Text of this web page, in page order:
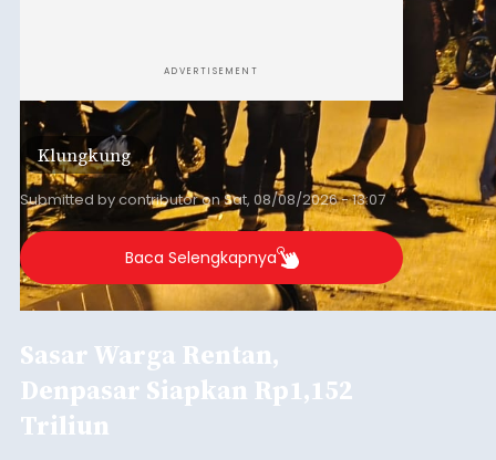
ADVERTISEMENT
Klungkung
Submitted bycontributoronSat, 08/08/2026 - 13:07
Baca Selengkapnya
Sasar Warga Rentan,
Denpasar Siapkan Rp1,152
Triliun